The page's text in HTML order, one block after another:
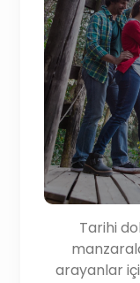
Tarihi
arayanlar